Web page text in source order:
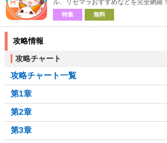
ル、リセマラおすすめなどを完全網羅！
特集 無料
攻略情報
攻略チャート
攻略チャート一覧
第1章
第2章
第3章